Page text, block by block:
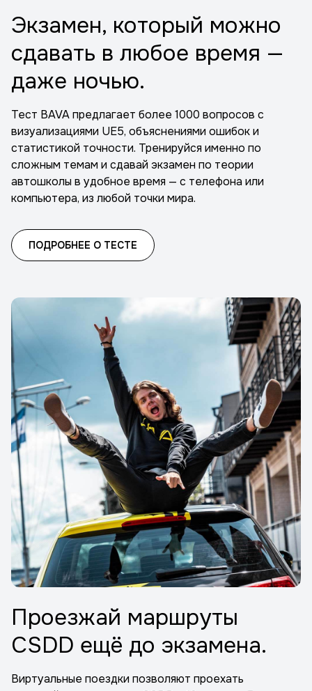
Экзамен, который можно
сдавать в любое время —
даже ночью.
Тест BAVA предлагает более 1000 вопросов с
визуализациями UE5, объяснениями ошибок и
статистикой точности. Тренируйся именно по
сложным темам и сдавай экзамен по теории
автошколы в удобное время — с телефона или
компьютера, из любой точки мира.
ПОДРОБНЕЕ О ТЕСТЕ
Проезжай маршруты
CSDD ещё до экзамена.
Виртуальные поездки позволяют проехать